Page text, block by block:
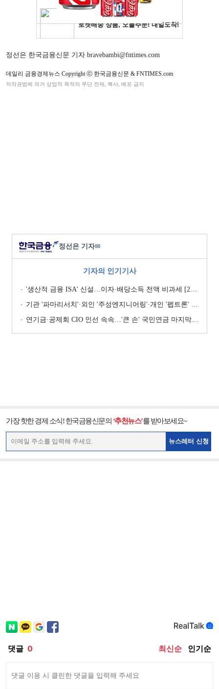
정선은 한국금융신문 기자 bravebambi@fntimes.com
데일리 금융경제뉴스 Copyright ⓒ 한국금융신문 & FNTIMES.com
저작권법에 의거 상업적 목적의 무단 전재, 복사, 배포 금지
정선은 기자✉
기자의 인기기사
'생산적 금융 ISA' 신설…이자·배당소득 전액 비과세 [2026 세제개편안]
기관 '파마리서치'·외인 '주성엔지니어링'·개인 '펩트론' 1위 [주간 코스닥 순매수- 2026년 7월27일~7월31일]
연기금·공제회 CIO 인선 속속…'큰 손' 국민연금 마지막 타자
가장 핫한 경제 소식! 한국금융신문의 ‘추천뉴스’를 받아보세요~
뉴스레터 신청